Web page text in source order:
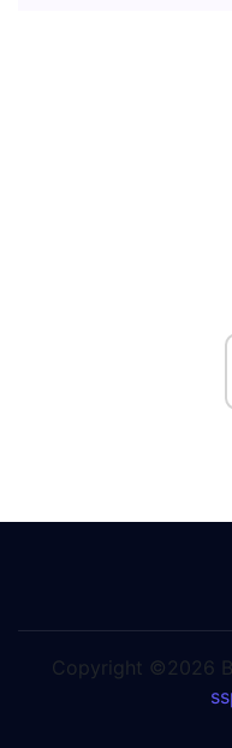
Copyright ©2026